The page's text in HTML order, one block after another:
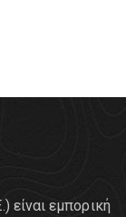
είναι εμπορική